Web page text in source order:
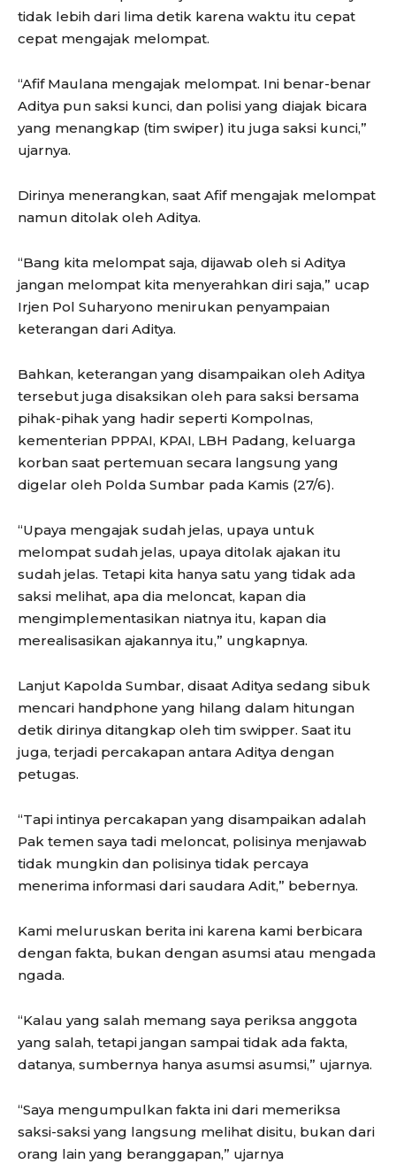
tidak lebih dari lima detik karena waktu itu cepat
cepat mengajak melompat.
“Afif Maulana mengajak melompat. Ini benar-benar
Aditya pun saksi kunci, dan polisi yang diajak bicara
yang menangkap (tim swiper) itu juga saksi kunci,”
ujarnya.
Dirinya menerangkan, saat Afif mengajak melompat
namun ditolak oleh Aditya.
“Bang kita melompat saja, dijawab oleh si Aditya
jangan melompat kita menyerahkan diri saja,” ucap
Irjen Pol Suharyono menirukan penyampaian
keterangan dari Aditya.
Bahkan, keterangan yang disampaikan oleh Aditya
tersebut juga disaksikan oleh para saksi bersama
pihak-pihak yang hadir seperti Kompolnas,
kementerian PPPAI, KPAI, LBH Padang, keluarga
korban saat pertemuan secara langsung yang
digelar oleh Polda Sumbar pada Kamis (27/6).
“Upaya mengajak sudah jelas, upaya untuk
melompat sudah jelas, upaya ditolak ajakan itu
sudah jelas. Tetapi kita hanya satu yang tidak ada
saksi melihat, apa dia meloncat, kapan dia
mengimplementasikan niatnya itu, kapan dia
merealisasikan ajakannya itu,” ungkapnya.
Lanjut Kapolda Sumbar, disaat Aditya sedang sibuk
mencari handphone yang hilang dalam hitungan
detik dirinya ditangkap oleh tim swipper. Saat itu
juga, terjadi percakapan antara Aditya dengan
petugas.
“Tapi intinya percakapan yang disampaikan adalah
Pak temen saya tadi meloncat, polisinya menjawab
tidak mungkin dan polisinya tidak percaya
menerima informasi dari saudara Adit,” bebernya.
Kami meluruskan berita ini karena kami berbicara
dengan fakta, bukan dengan asumsi atau mengada
ngada.
“Kalau yang salah memang saya periksa anggota
yang salah, tetapi jangan sampai tidak ada fakta,
datanya, sumbernya hanya asumsi asumsi,” ujarnya.
“Saya mengumpulkan fakta ini dari memeriksa
saksi-saksi yang langsung melihat disitu, bukan dari
orang lain yang beranggapan,” ujarnya